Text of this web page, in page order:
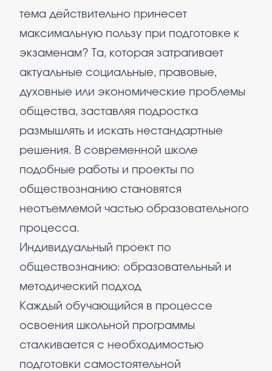
тема действительно принесет
максимальную пользу при подготовке к
экзаменам? Та, которая затрагивает
актуальные социальные, правовые,
духовные или экономические проблемы
общества, заставляя подростка
размышлять и искать нестандартные
решения. В современной школе
подобные работы и проекты по
обществознанию становятся
неотъемлемой частью образовательного
процесса.
Индивидуальный проект по
обществознанию: образовательный и
методический подход
Каждый обучающийся в процессе
освоения школьной программы
сталкивается с необходимостью
подготовки самостоятельной